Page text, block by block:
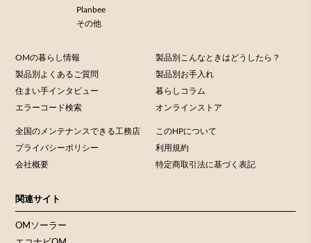
Planbee
その他
OMの暮らし情報
製品別こんなときはどうしたら？
製品別よくあるご質問
製品別お手入れ
住まい手インタビュー
暮らしコラム
エラーコード検索
オンラインストア
全国のメンテナンスできる工務店
このHPについて
プライバシーポリシー
利用規約
会社概要
特定商取引法に基づく表記
関連サイト
OMソーラー